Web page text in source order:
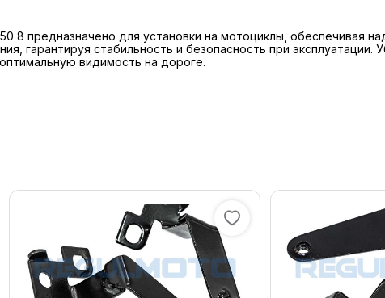
8 предназначено для установки на мотоциклы, обеспечивая
гарантируя стабильность и безопасность при
видимость на дороге.